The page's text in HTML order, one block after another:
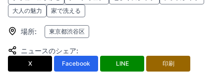
大人の魅力
家で洗える
場所: 東京都渋谷区
ニュースのシェア:
X Facebook LINE 印刷